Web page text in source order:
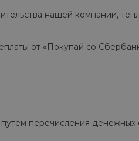
нашей компании,
от «Покупай со
перечисления денежных